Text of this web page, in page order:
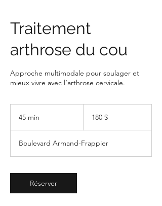
Traitement
arthrose du cou
Approche multimodale pour soulager et
mieux vivre avec l’arthrose cervicale.
45 min
i
n
180 $
Boulevard Armand-Frappier
Réserver